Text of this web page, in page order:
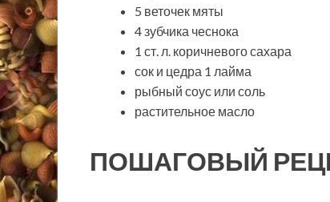
5 веточек мяты
4 зубчика чеснока
1 ст. л. коричневого сахара
сок и цедра 1 лайма
рыбный соус или соль
растительное масло
ПОШАГОВЫЙ